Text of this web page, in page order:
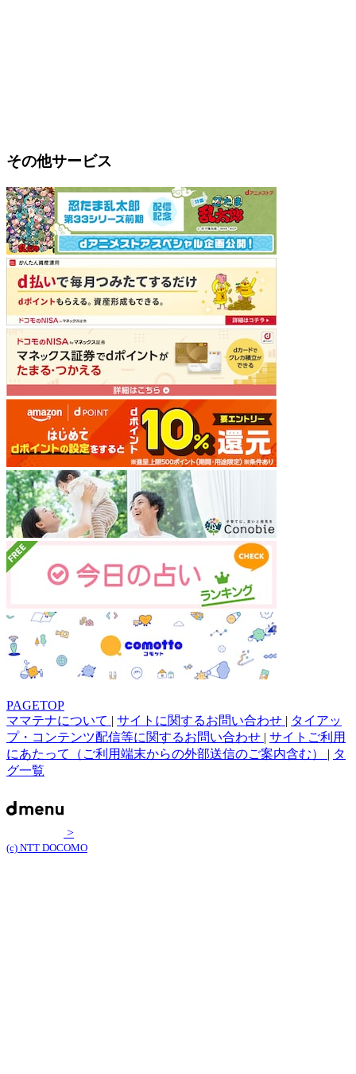
その他サービス
PAGETOP
ママテナについて | サイトに関するお問い合わせ | タイアッ
プ・コンテンツ配信等に関するお問い合わせ | サイトご利用
にあたって（ご利用端末からの外部送信のご案内含む） | タ
グ一覧
>
(c) NTT DOCOMO